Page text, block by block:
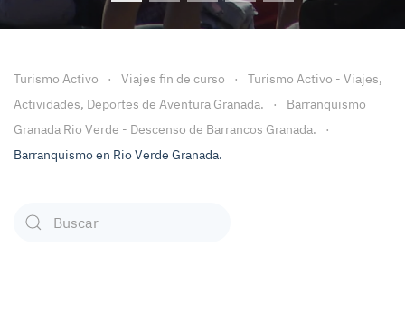
Viajes Fin de Curso
Viajes fin de Curso Granada
Viajes Fin de Curso Malaga
Viaje fin de curso a
Viajes Fin de
Turismo Activo Viajes fin de curso
Turismo Activo - Viajes,
Actividades, Deportes de Aventura Granada.
Barranquismo
Granada Rio Verde - Descenso de Barrancos Granada.
Barranquismo en Rio Verde Granada.